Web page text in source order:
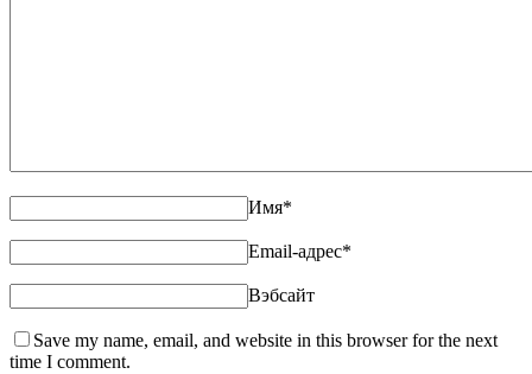
Имя*
Email-адрес*
Вэбсайт
Save my name, email, and website in this browser for the next
time I comment.